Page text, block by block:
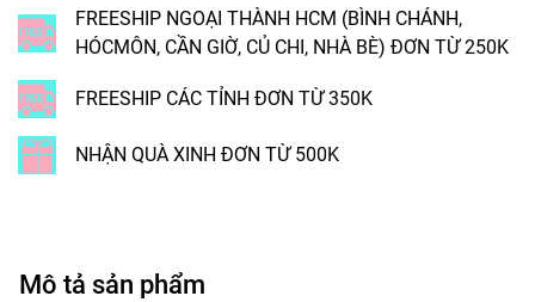
FREESHIP NGOẠI THÀNH HCM (BÌNH CHÁNH,
HÓCMÔN, CẦN GIỜ, CỦ CHI, NHÀ BÈ) ĐƠN TỪ 250K
FREESHIP CÁC TỈNH ĐƠN TỪ 350K
NHẬN QUÀ XINH ĐƠN TỪ 500K
Mô tả sản phẩm